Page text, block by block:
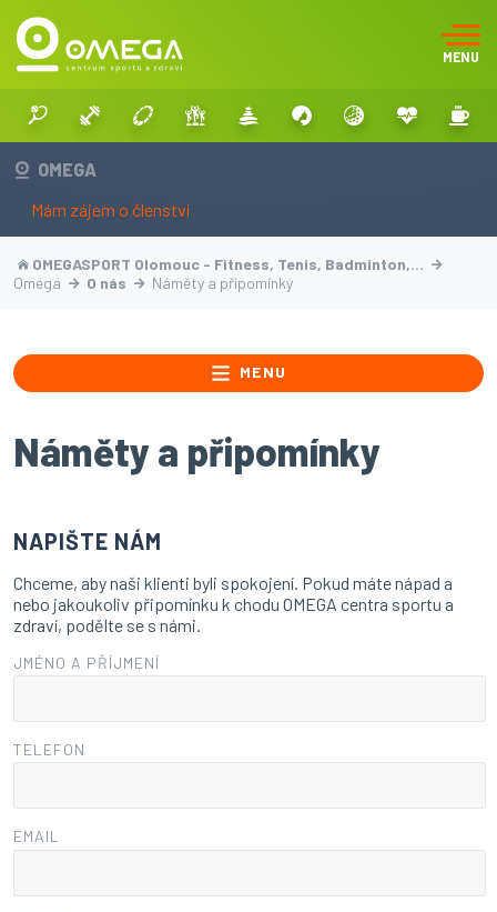
MENU
OMEGA
Mám zájem o členství
OMEGASPORT Olomouc - Fitness, Tenis, Badminton,…
Omega
O nás Náměty a připomínky
MENU
Náměty a připomínky
NAPIŠTE NÁM
Chceme, aby naši klienti byli spokojení. Pokud máte nápad a
nebo jakoukoliv připomínku k chodu OMEGA centra sportu a
zdraví, podělte se s námi.
JMÉNO A PŘÍJMENÍ
TELEFON
EMAIL